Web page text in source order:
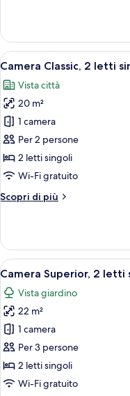
familiare,
letti
vista
città
Apri
tutte
le
foto
per
Camera
Classic,
2
singoli,
9
Camera Classic, 2 letti
Vista città
20 m²
1 camera
Per 2 persone
2 letti singoli
Wi-Fi gratuito
Scopri di più
Altri
Classic,
letti
vista
città
Apri
tutte
le
foto
per
Camera
Superior,
2
7
Camera Superior, 2 letti
Vista giardino
22 m²
1 camera
Per 3 persone
2 letti singoli
Wi-Fi gratuito